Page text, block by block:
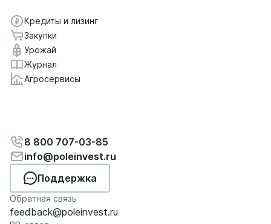
Кредиты и лизинг
Закупки
Урожай
Журнал
Агросервисы
8 800 707-03-85
info@poleinvest.ru
Поддержка
Обратная связь
feedback@poleinvest.ru